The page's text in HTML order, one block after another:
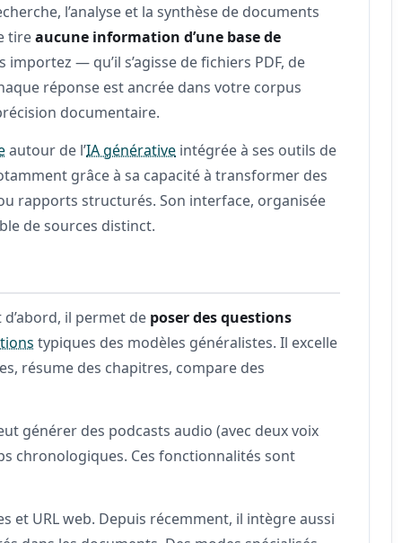
l’analyse et la synthèse de documents
tireaucune information d’une base de
— qu’il s’agisse de fichiers PDF, de
réponse est ancrée dans votre corpus
documentaire.
autour de l’IA générative intégrée à ses outils de
grâce à sa capacité à transformer des
rapports structurés. Son interface, organisée
de sources distinct.
il permet de poser des questions
typiques des modèles généralistes. Il excelle
résume des chapitres, compare des
générer des podcasts audio (avec deux voix
chronologiques. Ces fonctionnalités sont
et URL web. Depuis récemment, il intègre aussi